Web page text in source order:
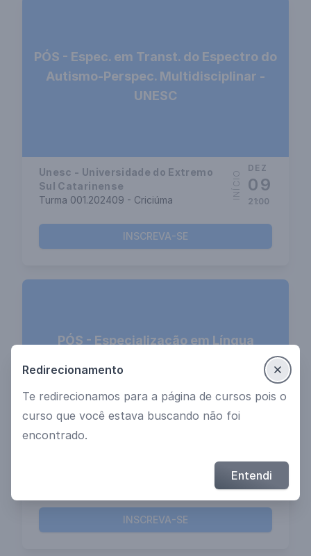
PÓS - Espec. em Transt. do Espectro do
Autismo-Perspec. Multidisciplinar -
UNESC
Unesc - Universidade do Extremo
Sul Catarinense
Turma 001.202409 - Criciúma
INÍCIO
DEZ
09
21:00
INSCREVA-SE
PÓS - Especialização em Língua
INÍCIO 02
INSCREVA-SE
Redirecionamento
Te redirecionamos para a página de cursos pois o
curso que você estava buscando não foi
encontrado.
Entendi